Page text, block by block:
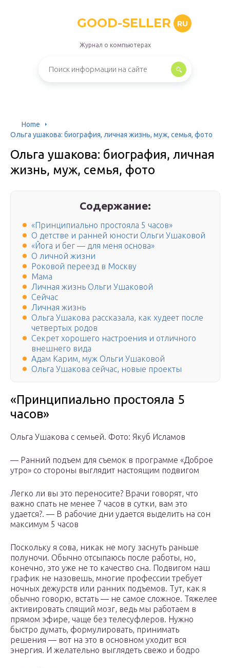
GOOD-SELLER RU
Журнал о компьютерах
Home
Ольга ушакова: биография, личная жизнь, муж, семья, фото
Ольга ушакова: биография, личная
жизнь, муж, семья, фото
Содержание:
«Принципиально простояла 5 часов»
О детстве и ранней юности Ольги Ушаковой
«Йога и бег — для меня основа»
О личной жизни
Роковой переезд в Москву
Мама
Личная жизнь Ольги Ушаковой
Сейчас
Личная жизнь
Ольга Ушакова рассказала, как худеет после
четвертых родов
Секрет хорошего настроения и отличного
внешнего вида
Адам Карим, муж Ольги Ушаковой
Ольга Ушакова сейчас, новые проекты
«Принципиально простояла 5
часов»
Ольга Ушакова с семьей. Фото: Якуб Исламов
— Ранний подъем для съемок в программе «Доброе
утро» со стороны выглядит настоящим подвигом
Легко ли вы это переносите? Врачи говорят, что
важно спать не менее 7 часов в сутки, вам это
удается?. — В рабочие дни удается выделить на сон
максимум 5 часов
Поскольку я сова, никак не могу заснуть раньше
полуночи. Обычно отсыпаюсь после работы, но,
конечно, это уже не то качество сна. Подвигом наш
график не назовешь, многие профессии требует
ночных дежурств или ранних подъемов. Тут, как я
обычно говорю, встать — не самое сложное. Тяжелее
активировать спящий мозг, ведь мы работаем в
прямом эфире, чаще без телесуфлеров. Нужно
быстро думать, формулировать, принимать
решения — вот на это в основном уходит вся
энергия. И желательно выглядеть свежо и бодро